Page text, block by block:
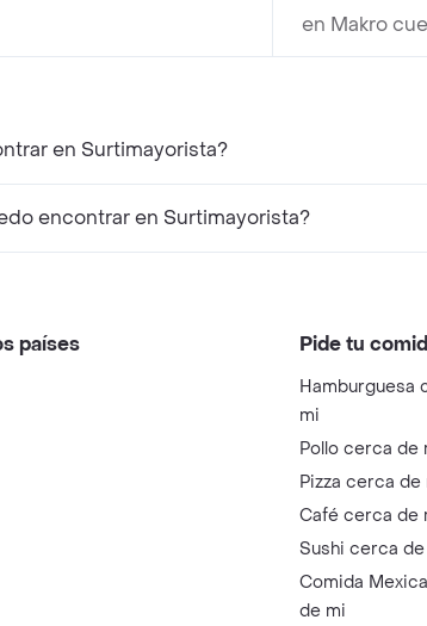
en Makro
en Surtimayorista?
encontrar en Surtimayorista?
países Pide tu
Hamburguesa
mi
Pollo cerca de
Pizza cerca de
Café cerca de
Sushi cerca
Comida
de mi